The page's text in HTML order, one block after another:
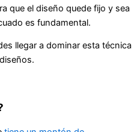
que el diseño quede fijo y sea
es fundamental.
llegar a dominar esta técnica